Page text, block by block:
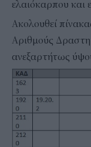
ελαιόκαρπου και
Ακολουθεί
Αριθμούς
ανεξαρτήτως